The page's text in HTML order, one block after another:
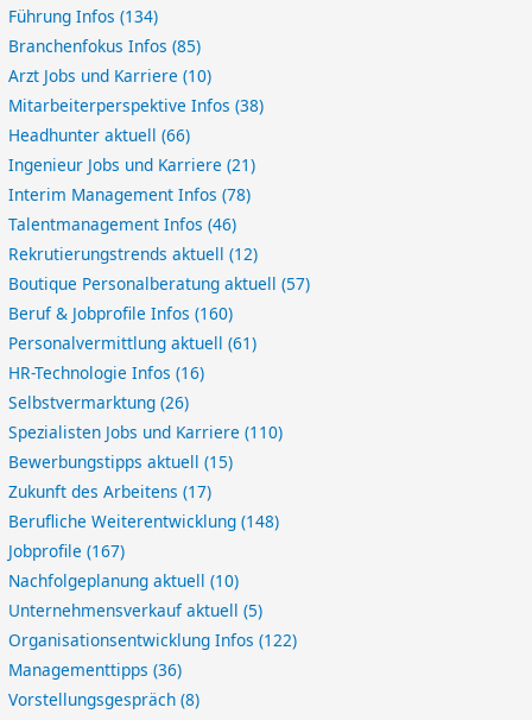
Führung Infos(134)
Branchenfokus Infos(85)
Arzt Jobs und Karriere(10)
Mitarbeiterperspektive Infos(38)
Headhunter aktuell(66)
Ingenieur Jobs und Karriere(21)
Interim Management Infos(78)
Talentmanagement Infos(46)
Rekrutierungstrends aktuell(12)
Boutique Personalberatung aktuell(57)
Beruf & Jobprofile Infos(160)
Personalvermittlung aktuell(61)
HR-Technologie Infos(16)
Selbstvermarktung(26)
Spezialisten Jobs und Karriere(110)
Bewerbungstipps aktuell(15)
Zukunft des Arbeitens(17)
Berufliche Weiterentwicklung(148)
Jobprofile(167)
Nachfolgeplanung aktuell(10)
Unternehmensverkauf aktuell(5)
Organisationsentwicklung Infos(122)
Managementtipps(36)
Vorstellungsgespräch(8)